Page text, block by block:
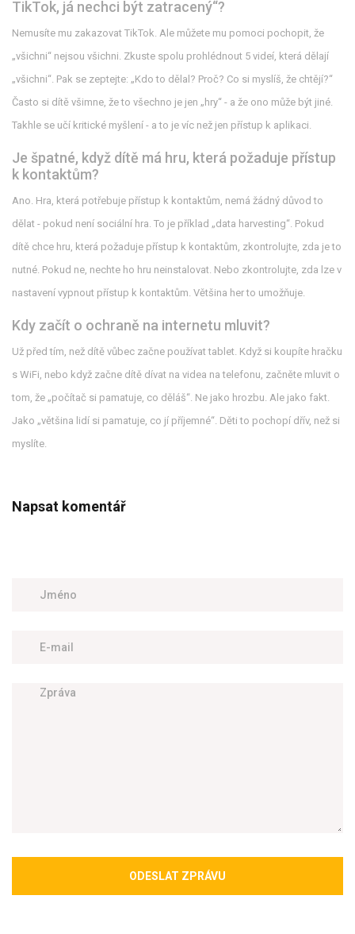
TikTok, já nechci být zatracený“?
Nemusíte mu zakazovat TikTok. Ale můžete mu pomoci pochopit, že
„všichni“ nejsou všichni. Zkuste spolu prohlédnout 5 videí, která dělají
„všichni“. Pak se zeptejte: „Kdo to dělal? Proč? Co si myslíš, že chtějí?“
Často si dítě všimne, že to všechno je jen „hry“ - a že ono může být jiné.
Takhle se učí kritické myšlení - a to je víc než jen přístup k aplikaci.
Je špatné, když dítě má hru, která požaduje přístup
k kontaktům?
Ano. Hra, která potřebuje přístup k kontaktům, nemá žádný důvod to
dělat - pokud není sociální hra. To je příklad „data harvesting“. Pokud
dítě chce hru, která požaduje přístup k kontaktům, zkontrolujte, zda je to
nutné. Pokud ne, nechte ho hru neinstalovat. Nebo zkontrolujte, zda lze v
nastavení vypnout přístup k kontaktům. Většina her to umožňuje.
Kdy začít o ochraně na internetu mluvit?
Už před tím, než dítě vůbec začne používat tablet. Když si koupíte hračku
s WiFi, nebo když začne dítě dívat na videa na telefonu, začněte mluvit o
tom, že „počítač si pamatuje, co děláš“. Ne jako hrozbu. Ale jako fakt.
Jako „většina lidí si pamatuje, co jí příjemné“. Děti to pochopí dřív, než si
myslíte.
Napsat komentář
ODESLAT ZPRÁVU